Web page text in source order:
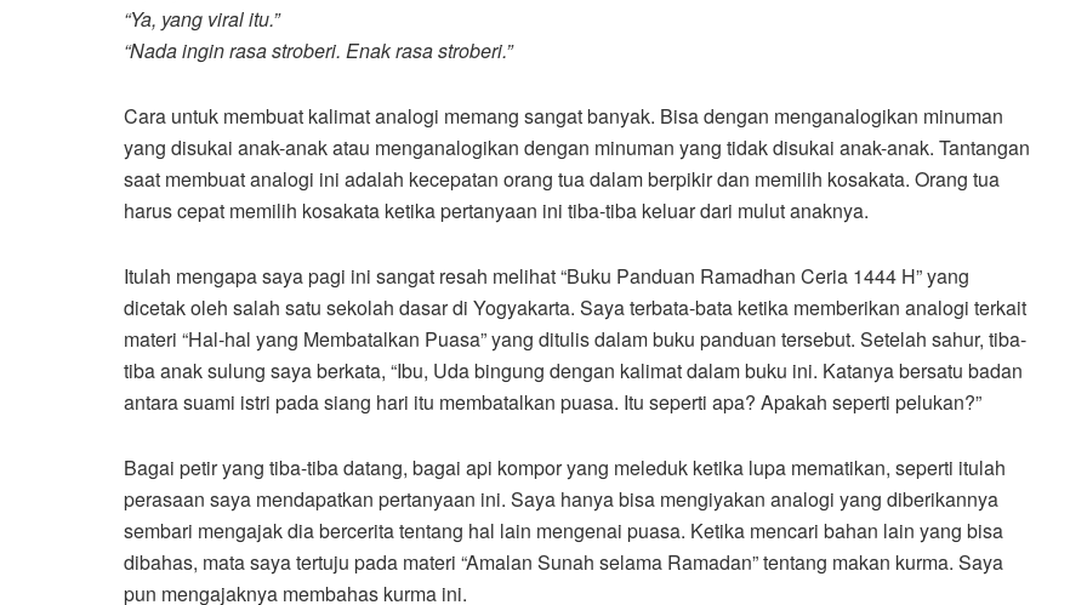
“Ya, yang viral itu.”
“Nada ingin rasa stroberi. Enak rasa stroberi.”
Cara untuk membuat kalimat analogi memang sangat banyak. Bisa dengan menganalogikan minuman
yang disukai anak-anak atau menganalogikan dengan minuman yang tidak disukai anak-anak. Tantangan
saat membuat analogi ini adalah kecepatan orang tua dalam berpikir dan memilih kosakata. Orang tua
harus cepat memilih kosakata ketika pertanyaan ini tiba-tiba keluar dari mulut anaknya.
Itulah mengapa saya pagi ini sangat resah melihat “Buku Panduan Ramadhan Ceria 1444 H” yang
dicetak oleh salah satu sekolah dasar di Yogyakarta. Saya terbata-bata ketika memberikan analogi terkait
materi “Hal-hal yang Membatalkan Puasa” yang ditulis dalam buku panduan tersebut. Setelah sahur, tiba-
tiba anak sulung saya berkata, “Ibu, Uda bingung dengan kalimat dalam buku ini. Katanya bersatu badan
antara suami istri pada siang hari itu membatalkan puasa. Itu seperti apa? Apakah seperti pelukan?”
Bagai petir yang tiba-tiba datang, bagai api kompor yang meleduk ketika lupa mematikan, seperti itulah
perasaan saya mendapatkan pertanyaan ini. Saya hanya bisa mengiyakan analogi yang diberikannya
sembari mengajak dia bercerita tentang hal lain mengenai puasa. Ketika mencari bahan lain yang bisa
dibahas, mata saya tertuju pada materi “Amalan Sunah selama Ramadan” tentang makan kurma. Saya
pun mengajaknya membahas kurma ini.